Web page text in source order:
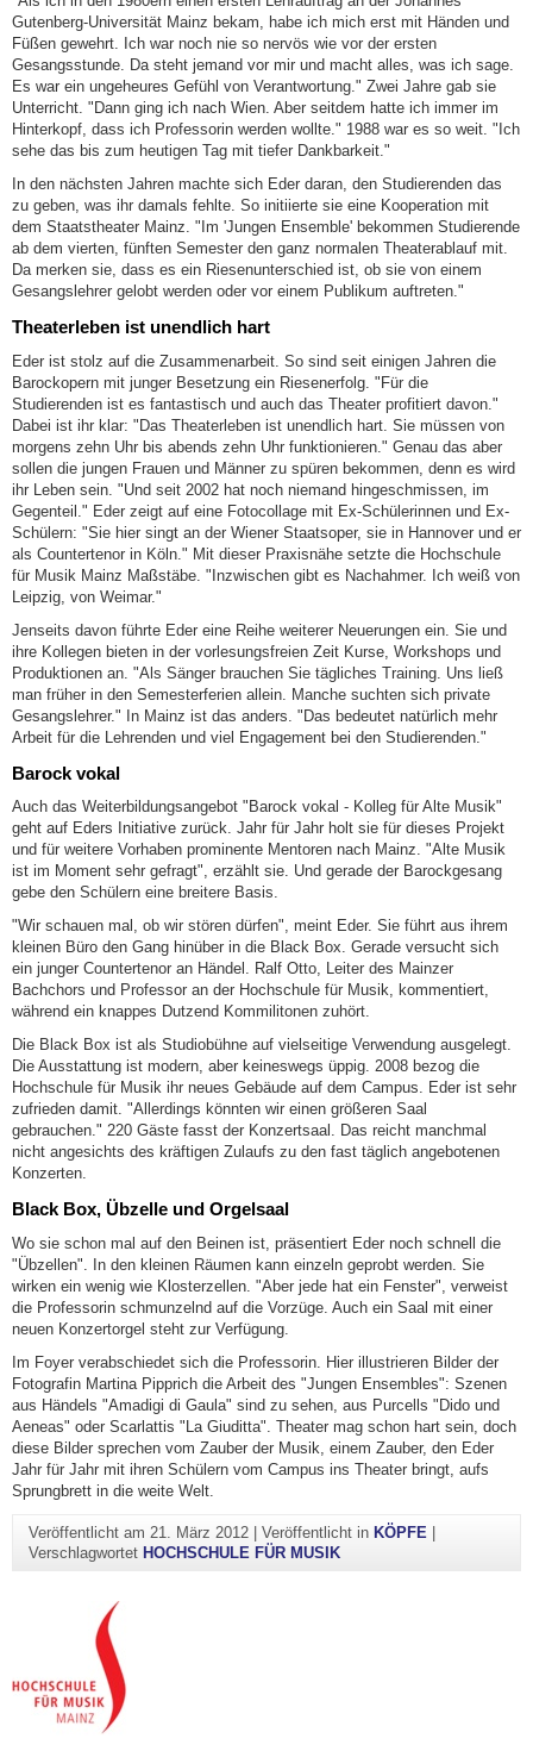
Gutenberg-Universität Mainz bekam, habe ich mich erst mit Händen und
Füßen gewehrt. Ich war noch nie so nervös wie vor der ersten
Gesangsstunde. Da steht jemand vor mir und macht alles, was ich sage.
Es war ein ungeheures Gefühl von Verantwortung." Zwei Jahre gab sie
Unterricht. "Dann ging ich nach Wien. Aber seitdem hatte ich immer im
Hinterkopf, dass ich Professorin werden wollte." 1988 war es so weit. "Ich
sehe das bis zum heutigen Tag mit tiefer Dankbarkeit."
In den nächsten Jahren machte sich Eder daran, den Studierenden das
zu geben, was ihr damals fehlte. So initiierte sie eine Kooperation mit
dem Staatstheater Mainz. "Im 'Jungen Ensemble' bekommen Studierende
ab dem vierten, fünften Semester den ganz normalen Theaterablauf mit.
Da merken sie, dass es ein Riesenunterschied ist, ob sie von einem
Gesangslehrer gelobt werden oder vor einem Publikum auftreten."
Theaterleben ist unendlich hart
Eder ist stolz auf die Zusammenarbeit. So sind seit einigen Jahren die
Barockopern mit junger Besetzung ein Riesenerfolg. "Für die
Studierenden ist es fantastisch und auch das Theater profitiert davon."
Dabei ist ihr klar: "Das Theaterleben ist unendlich hart. Sie müssen von
morgens zehn Uhr bis abends zehn Uhr funktionieren." Genau das aber
sollen die jungen Frauen und Männer zu spüren bekommen, denn es wird
ihr Leben sein. "Und seit 2002 hat noch niemand hingeschmissen, im
Gegenteil." Eder zeigt auf eine Fotocollage mit Ex-Schülerinnen und Ex-
Schülern: "Sie hier singt an der Wiener Staatsoper, sie in Hannover und er
als Countertenor in Köln." Mit dieser Praxisnähe setzte die Hochschule
für Musik Mainz Maßstäbe. "Inzwischen gibt es Nachahmer. Ich weiß von
Leipzig, von Weimar."
Jenseits davon führte Eder eine Reihe weiterer Neuerungen ein. Sie und
ihre Kollegen bieten in der vorlesungsfreien Zeit Kurse, Workshops und
Produktionen an. "Als Sänger brauchen Sie tägliches Training. Uns ließ
man früher in den Semesterferien allein. Manche suchten sich private
Gesangslehrer." In Mainz ist das anders. "Das bedeutet natürlich mehr
Arbeit für die Lehrenden und viel Engagement bei den Studierenden."
Barock vokal
Auch das Weiterbildungsangebot "Barock vokal - Kolleg für Alte Musik"
geht auf Eders Initiative zurück. Jahr für Jahr holt sie für dieses Projekt
und für weitere Vorhaben prominente Mentoren nach Mainz. "Alte Musik
ist im Moment sehr gefragt", erzählt sie. Und gerade der Barockgesang
gebe den Schülern eine breitere Basis.
"Wir schauen mal, ob wir stören dürfen", meint Eder. Sie führt aus ihrem
kleinen Büro den Gang hinüber in die Black Box. Gerade versucht sich
ein junger Countertenor an Händel. Ralf Otto, Leiter des Mainzer
Bachchors und Professor an der Hochschule für Musik, kommentiert,
während ein knappes Dutzend Kommilitonen zuhört.
Die Black Box ist als Studiobühne auf vielseitige Verwendung ausgelegt.
Die Ausstattung ist modern, aber keineswegs üppig. 2008 bezog die
Hochschule für Musik ihr neues Gebäude auf dem Campus. Eder ist sehr
zufrieden damit. "Allerdings könnten wir einen größeren Saal
gebrauchen." 220 Gäste fasst der Konzertsaal. Das reicht manchmal
nicht angesichts des kräftigen Zulaufs zu den fast täglich angebotenen
Konzerten.
Black Box, Übzelle und Orgelsaal
Wo sie schon mal auf den Beinen ist, präsentiert Eder noch schnell die
"Übzellen". In den kleinen Räumen kann einzeln geprobt werden. Sie
wirken ein wenig wie Klosterzellen. "Aber jede hat ein Fenster", verweist
die Professorin schmunzelnd auf die Vorzüge. Auch ein Saal mit einer
neuen Konzertorgel steht zur Verfügung.
Im Foyer verabschiedet sich die Professorin. Hier illustrieren Bilder der
Fotografin Martina Pipprich die Arbeit des "Jungen Ensembles": Szenen
aus Händels "Amadigi di Gaula" sind zu sehen, aus Purcells "Dido und
Aeneas" oder Scarlattis "La Giuditta". Theater mag schon hart sein, doch
diese Bilder sprechen vom Zauber der Musik, einem Zauber, den Eder
Jahr für Jahr mit ihren Schülern vom Campus ins Theater bringt, aufs
Sprungbrett in die weite Welt.
Veröffentlicht am 21. März 2012| Veröffentlicht in KÖPFE|
Verschlagwortet HOCHSCHULE FÜR MUSIK